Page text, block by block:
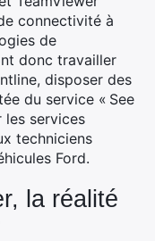
connectivité à
de
donc travailler
disposer des
du service « See
les services
techniciens
Ford.
la réalité